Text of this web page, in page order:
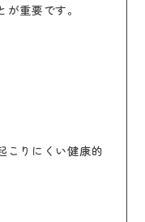
重要です。
こりにくい健康的